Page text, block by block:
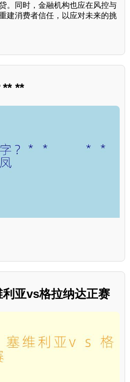
。同时，金融机构也应在风控与
建消费者信任，以应对未来的挑
**
亚vs格拉纳达正赛